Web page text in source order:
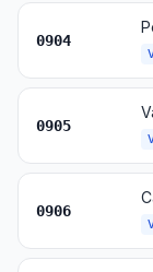
0904
0905
0906